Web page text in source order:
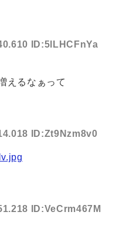
ID:5lLHCFnYa
えるなぁって
ID:Zt9Nzm8v0
ID:VeCrm467M